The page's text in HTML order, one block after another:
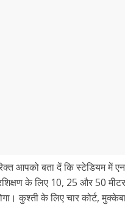
आपको बता दें कि स्टेडियम में
के लिए 10, 25 और 50
कुश्ती के लिए चार कोर्ट,